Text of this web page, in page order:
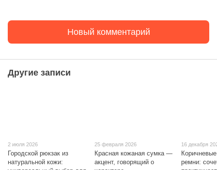
Новый комментарий
Другие записи
2 июля 2026
Городской рюкзак из
натуральной кожи:
25 февраля 2026
Красная кожаная сумка —
акцент, говорящий о
16 декабря
ремни: